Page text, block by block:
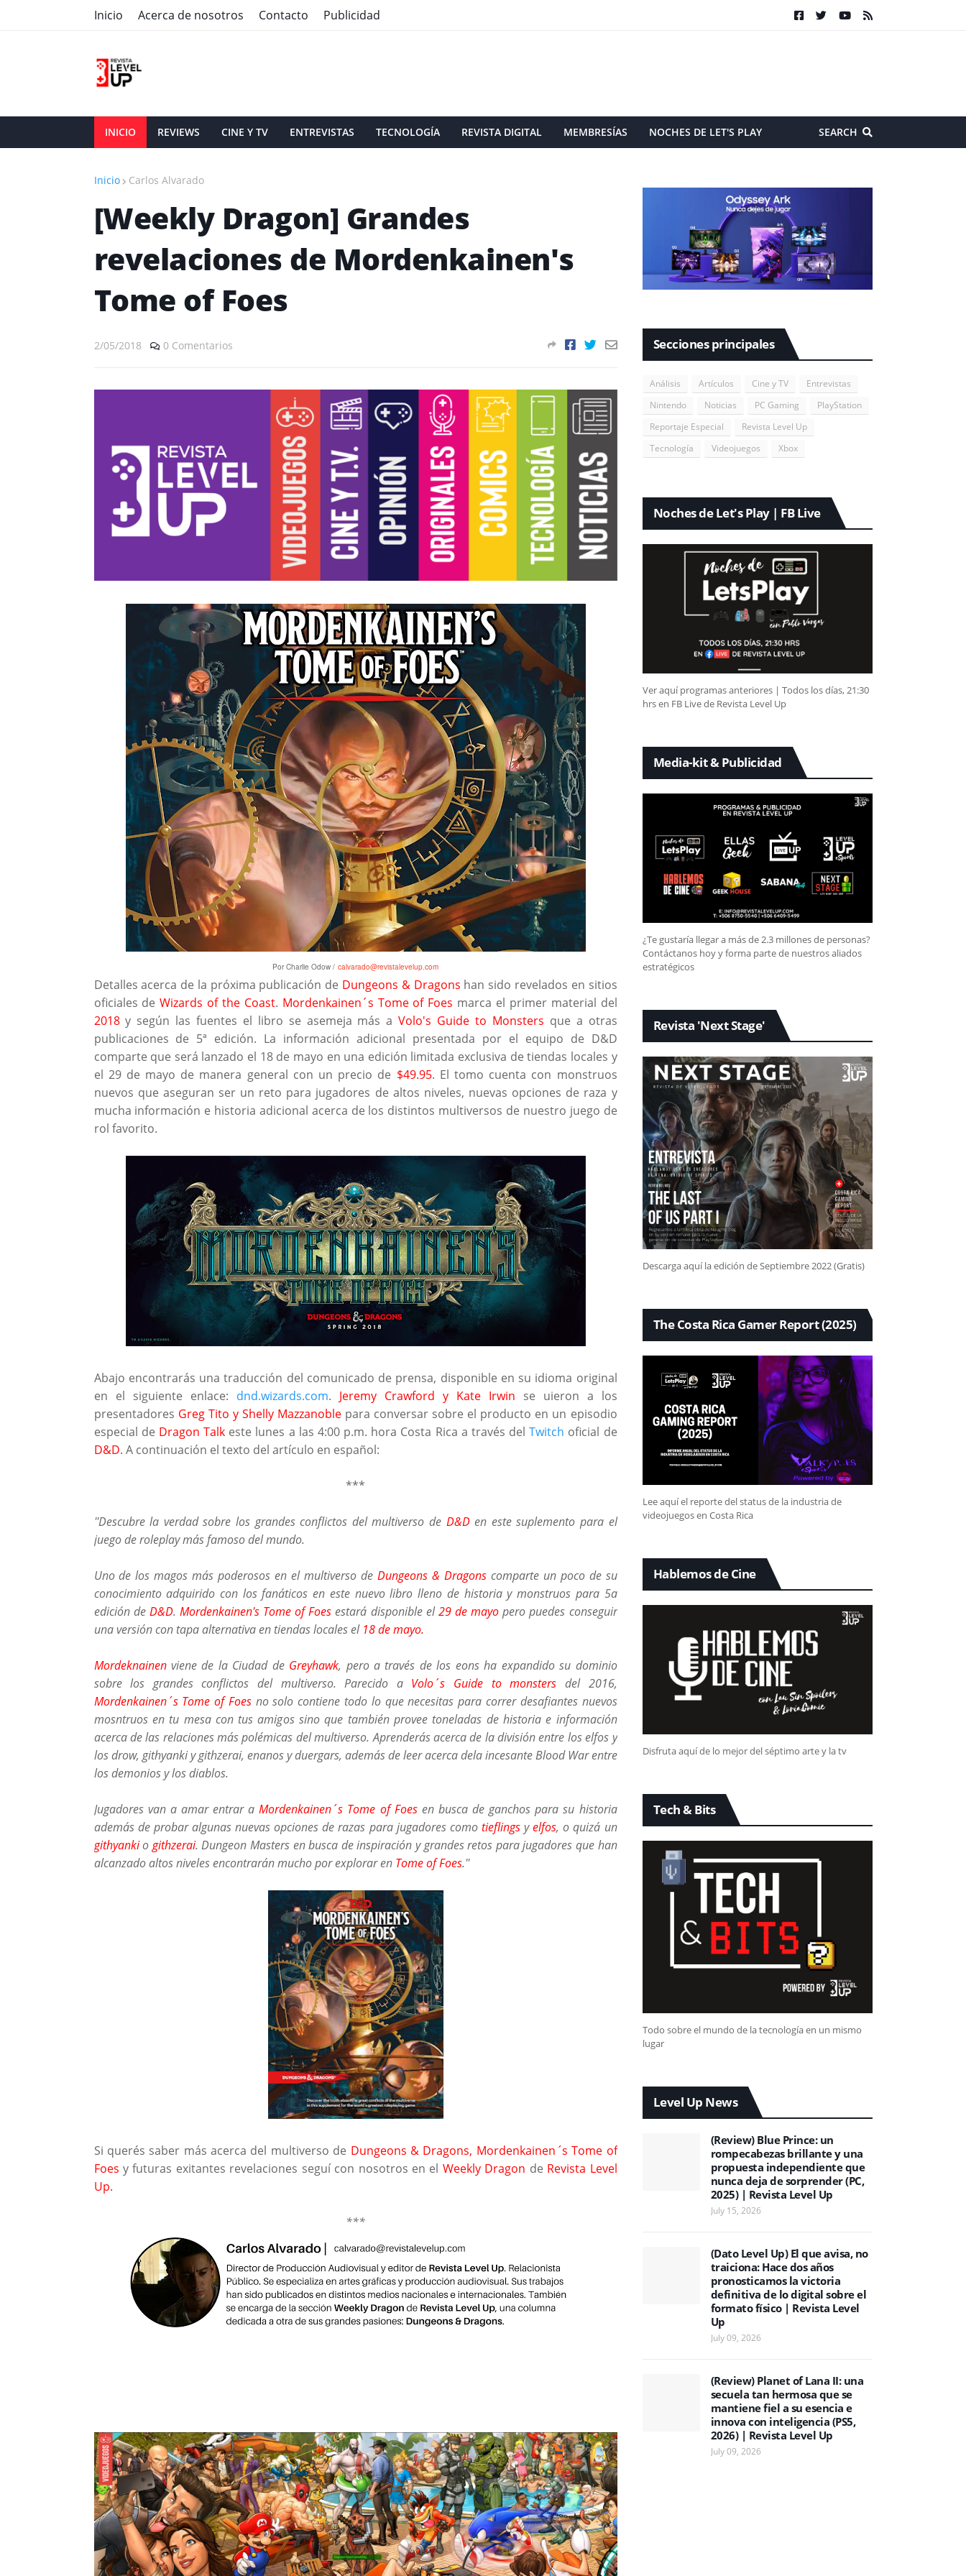
Inicio Acerca de nosotros Contacto Publicidad
INICIO REVIEWS CINE Y TV ENTREVISTAS TECNOLOGÍA REVISTA DIGITAL MEMBRESÍAS NOCHES DE LET'S PLAY SEARCH
Inicio Carlos Alvarado
[Weekly Dragon] Grandes
revelaciones de Mordenkainen's
Tome of Foes
2/05/2018 0 Comentarios
Por Charlie Odow / calvarado@revistalevelup.com
Detalles acerca de la próxima publicación de Dungeons & Dragons han sido revelados en sitios
oficiales deWizards of the Coast. Mordenkainen´s Tome of Foes marca el primer material del
2018y según las fuentes el libro se asemeja más aVolo's Guide to Monsters que a otras
publicaciones de 5ª edición. La información adicional presentada por el equipo de D&D
comparte que será lanzado el 18 de mayo en una edición limitada exclusiva de tiendas locales y
el 29 de mayo de manera general con un precio de $49.95. El tomo cuenta con monstruos
nuevos que aseguran ser un reto para jugadores de altos niveles, nuevas opciones de raza y
mucha información e historia adicional acerca de los distintos multiversos de nuestro juego de
rol favorito.
Abajo encontrarás una traducción del comunicado de prensa, disponible en su idioma original
en el siguiente enlace: dnd.wizards.com. Jeremy Crawford y Kate Irwin se uieron a los
presentadores Greg Tito y Shelly Mazzanoblepara conversar sobre el producto en un episodio
especial de Dragon Talk este lunes a las 4:00 p.m. hora Costa Rica a través delTwitch oficial de
D&D. A continuación el texto del artículo en español:
***
''Descubre la verdad sobre los grandes conflictos del multiverso de D&Den este suplemento para el
juego de roleplay más famoso del mundo.
Uno de los magos más poderosos en el multiverso de Dungeons & Dragons comparte un poco de su
conocimiento adquirido con los fanáticos en este nuevo libro lleno de historia y monstruos para 5a
edición de D&D. Mordenkainen's Tome of Foes estará disponible el29 de mayo pero puedes conseguir
una versión con tapa alternativa en tiendas locales el 18 de mayo.
Mordeknainen viene de la Ciudad de Greyhawk, pero a través de los eons ha expandido su dominio
sobre los grandes conflictos del multiverso. Parecido aVolo´s Guide to monsters del 2016,
Mordenkainen´s Tome of Foesno solo contiene todo lo que necesitas para correr desafiantes nuevos
mosntruos en tu mesa con tus amigos sino que también provee toneladas de historia e información
acerca de las relaciones más polémicas del multiverso. Aprenderás acerca de la división entre los elfos y
los drow, githyanki y githzerai, enanos y duergars, además de leer acerca dela incesante Blood War entre
los demonios y los diablos.
Jugadores van a amar entrar aMordenkainen´s Tome of Foesen busca de ganchos para su historia
además de probar algunas nuevas opciones de razas para jugadores como tieflings yelfos, o quizá un
githyankio githzerai. Dungeon Masters en busca de inspiración y grandes retos para jugadores que han
alcanzado altos niveles encontrarán mucho por explorar en Tome of Foes.''
Si querés saber más acerca del multiverso de Dungeons & Dragons, Mordenkainen ´s Tome of
Foes y futuras exitantes revelaciones seguí con nosotros en el Weekly Dragon de Revista Level
Up.
***
Secciones principales
Análisis Artículos Cine y TV
Entrevistas
Nintendo
Noticias PC Gaming
PlayStation
Reportaje Especial
Revista Level Up
Tecnología
Videojuegos Xbox
Noches de Let's Play | FB Live
Ver aquí programas anteriores | Todos los días, 21:30
hrs en FB Live de Revista Level Up
Media-kit & Publicidad
¿Te gustaría llegar a más de 2.3 millones de personas?
Contáctanos hoy y forma parte de nuestros aliados
estratégicos
Revista 'Next Stage'
Descarga aquí la edición de Septiembre 2022 (Gratis)
The Costa Rica Gamer Report (2025)
Lee aquí el reporte del status de la industria de
videojuegos en Costa Rica
Hablemos de Cine
Disfruta aquí de lo mejor del séptimo arte y la tv
Tech & Bits
Todo sobre el mundo de la tecnología en un mismo
lugar
Level Up News
(Review) Blue Prince: un
rompecabezas brillante y una
propuesta independiente que
nunca deja de sorprender (PC,
2025) | Revista Level Up
July 15, 2026
(Dato Level Up) El que avisa, no
traiciona: Hace dos años
pronosticamos la victoria
definitiva de lo digital sobre el
formato físico | Revista Level
Up
July 09, 2026
(Review) Planet of Lana II: una
secuela tan hermosa que se
mantiene fiel a su esencia e
innova con inteligencia (PS5,
2026) | Revista Level Up
July 09, 2026